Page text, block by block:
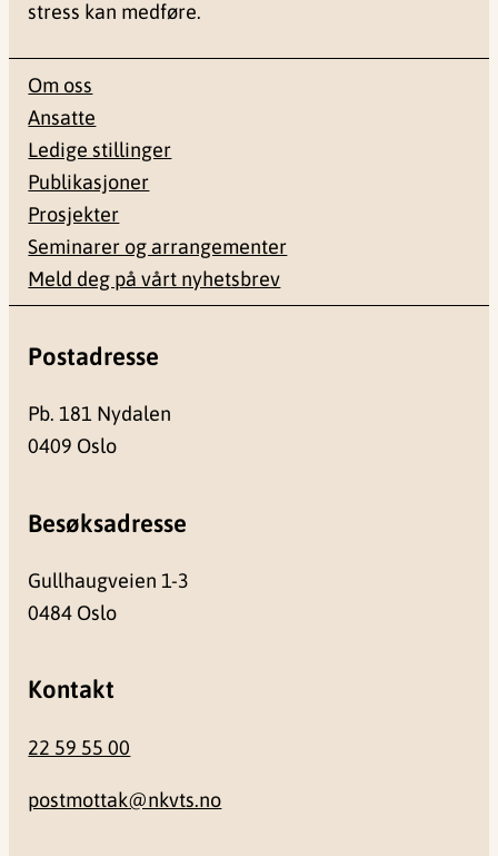
stress kan medføre.
Om oss
Ansatte
Ledige stillinger
Publikasjoner
Prosjekter
Seminarer og arrangementer
Meld deg på vårt nyhetsbrev
Postadresse
Pb. 181 Nydalen
0409 Oslo
Besøksadresse
Gullhaugveien 1-3
0484 Oslo
Kontakt
22 59 55 00
postmottak@nkvts.no